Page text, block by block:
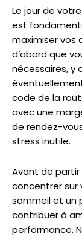
Le jour de
est
maximiser vos
d’abord que
nécessaires, y
code de la
avec une
de rendez-
stress inutile.
Avant de partir
concentrer sur
sommeil et un
contribuer à
performance.